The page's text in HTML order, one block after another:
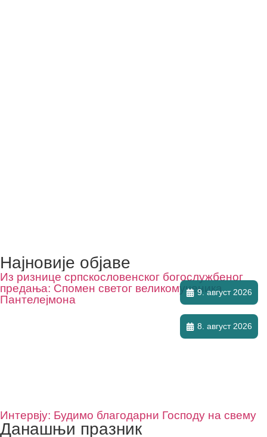
Најновије објаве
Из ризнице српскословенског богослужбеног
предања: Спомен светог великомученика
Пантелејмона
9. август 2026
Интервју: Будимо благодарни Господу на свему
8. август 2026
Данашњи празник